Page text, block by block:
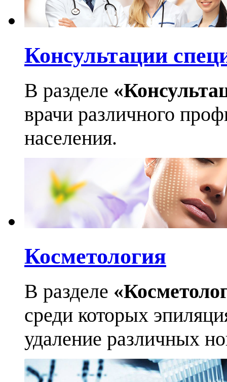
Консультации
В разделе
врачи различного
населения.
Косметология
В разделе
среди которых
удаление различных